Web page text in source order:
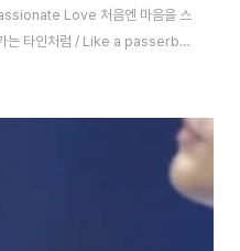
Love 처음엔 마음을 스
는 타인처럼 / Like a passerby
was the flowing wind 앉으나
의 그림자에 싸여 / Wrapped in
나니 / I have been with you all